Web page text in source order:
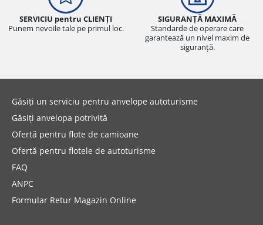
SERVICIU pentru CLIENȚI
Punem nevoile tale pe primul loc.
SIGURANȚĂ MAXIMĂ
Standarde de operare care
garantează un nivel maxim de
siguranță.
Găsiți un serviciu pentru anvelope autoturisme
Găsiți anvelopa potrivită
Ofertă pentru flote de camioane
Ofertă pentru flotele de autoturisme
FAQ
ANPC
Formular Retur Magazin Online